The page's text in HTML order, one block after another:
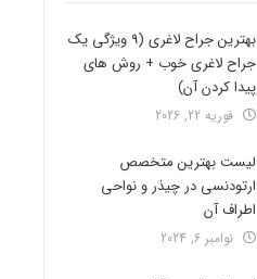
بهترین جراح لاغری (9 ویژگی یک
جراح لاغری خوب + روش های
پیدا کردن آن)
فوریه 22, 2026
لیست بهترین متخصص
ارتودنسی در چیذر و نواحی
اطراف آن
نوامبر 6, 2024